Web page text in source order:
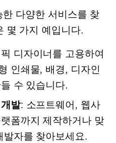
다양한 서비스를 찾
몇 가지 예입니다.
디자이너를 고용하여
인쇄물, 배경, 디자인
수 있습니다.
발: 소프트웨어, 웹사
폼까지 제작하거나 맞
자를 찾아보세요.